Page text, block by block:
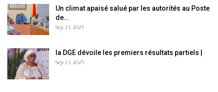
Un climat apaisé salué par les autorités au Poste
de…
Sep 23, 2025
la DGE dévoile les premiers résultats partiels |
Sep 23, 2025